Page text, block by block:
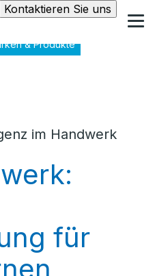
Kontaktieren Sie uns
& Produkte
im Handwerk
für